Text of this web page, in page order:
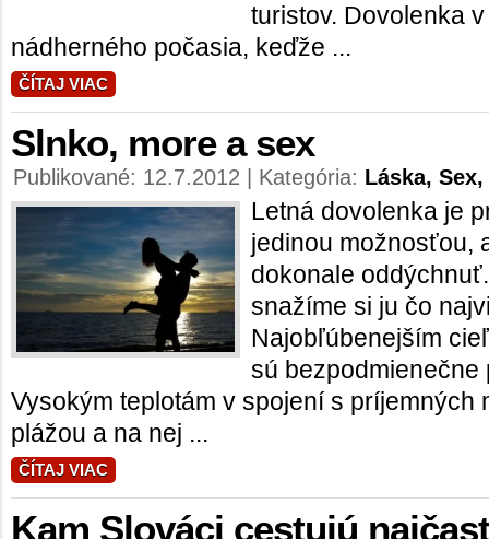
turistov. Dovolenka
nádherného počasia, keďže ...
ČÍTAJ VIAC
Slnko, more a sex
Publikované: 12.7.2012 | Kategória: Láska,
Letná dovolenka je
jedinou možnosťou,
dokonale
snažíme si ju čo
Najobľúbenejším
sú bezpodmienečne
Vysokým teplotám v spojení s príjemných
plážou a na nej ...
ČÍTAJ VIAC
Kam Slováci cestujú